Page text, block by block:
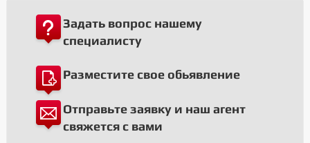
Задать вопрос нашему
специалисту
Разместите свое обьявление
Отправьте заявку и наш агент
свяжется с вами